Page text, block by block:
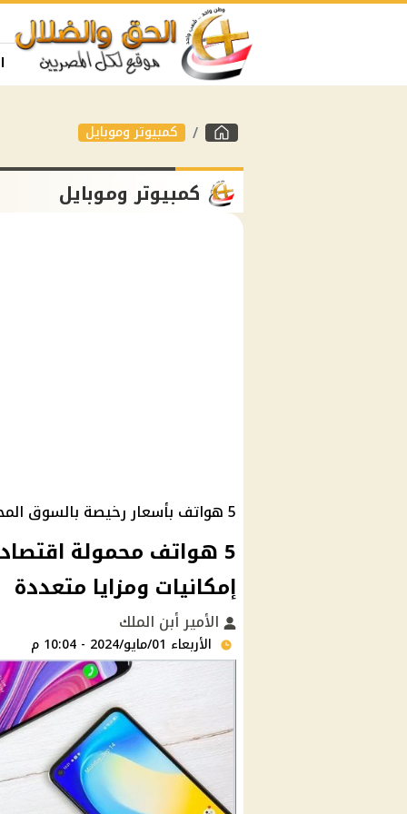
كمبيوتر وموبايل
كمبيوتر وموبايل
5 هواتف بأسعار رخيصة بالسوق المحلي خلال 2024
إمكانيات ومزايا متعددة
الأمير أبن الملك
الأربعاء 01/مايو/2024 - 10:04 م